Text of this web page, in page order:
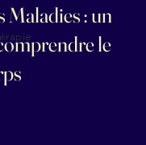
Maladies : un
le